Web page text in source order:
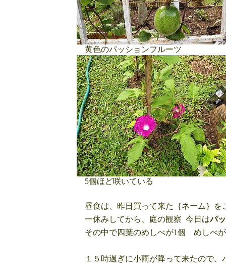
黄色のパッションフルーツ
5個ほど咲いている
昼食は、昨日買って来た｛ネーム｝を
一休みしてから、庭の観察 今日はパ
その中で四葉のめしべが1個 めしべ
１５時過ぎに小雨が降って来たので、